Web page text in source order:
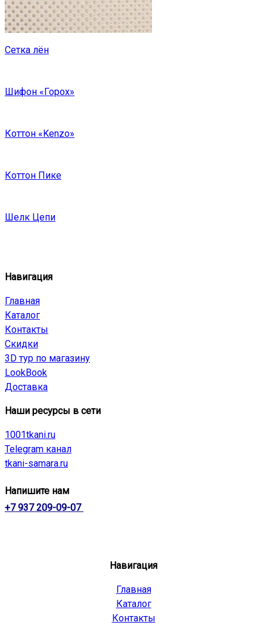
Сетка лён
Шифон «Горох»
Коттон «Kenzo»
Коттон Пике
Шелк Цепи
Навигация
Главная
Каталог
Контакты
Скидки
3D тур по магазину
LookBook
Доставка
Наши ресурсы в сети
1001tkani.ru
Telegram канал
tkani-samara.ru
Напишите нам
+7 937 209-09-07
Навигация
Главная
Каталог
Контакты